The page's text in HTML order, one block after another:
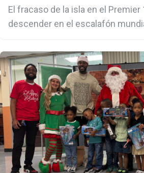
El fracaso de la isla en el Premier
descender en el escalafón